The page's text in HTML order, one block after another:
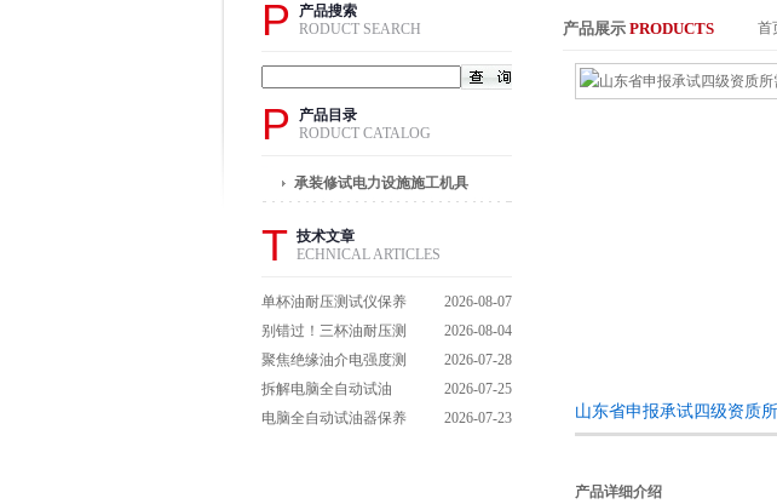
P
产品搜索
RODUCT SEARCH
P
产品目录
RODUCT CATALOG
承装修试电力设施施工机具
T 技术文章
ECHNICAL ARTICLES
单杯油耐压测试仪保养
避坑指南：细节做到
位，设备不闹脾气
2026-08-07
别错过！三杯油耐压测
试仪操作流程全解析，
一步到位不踩坑
2026-08-04
聚焦绝缘油介电强度测
试仪：那些决定检测效
能的关键特点
2026-07-28
拆解电脑全自动试油
器：核心组成部件，藏
2026-07-25
电脑全自动试油器保养
2026-07-23
产品展示 PRODUCTS 首
山东省申报承试四级资质
产品详细介绍